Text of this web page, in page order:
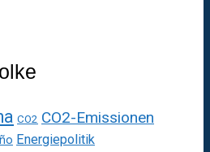
CO2 CO2-Emissionen
Energiepolitik